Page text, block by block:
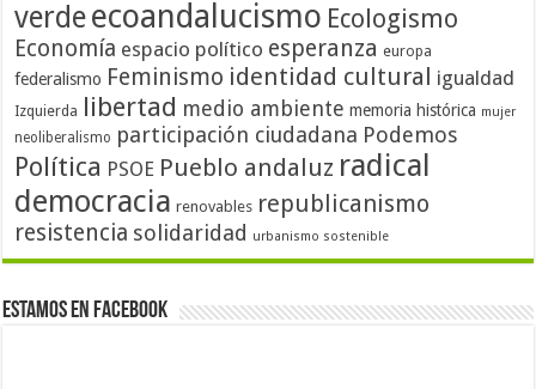
verdeecoandalucismo Ecologismo
Economía espacio político esperanza europa
federalismo Feminismo identidad cultural igualdad
Izquierda libertad medio ambiente memoria histórica mujer
neoliberalismo participación ciudadana Podemos
Política PSOE Pueblo andaluz radical
democracia renovables republicanismo
resistencia solidaridad urbanismo sostenible
Estamos en Facebook